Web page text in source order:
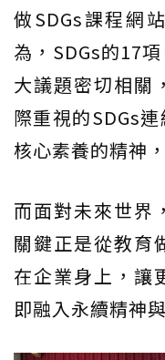
做SDGs課程網
為，SDGs的17
大議題密切相關
際重視的SDGs
核心素養的精神
而面對未來世界
關鍵正是從教育
在企業身上，讓
即融入永續精神